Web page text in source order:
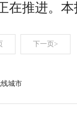
在推进。
下一页>
城市